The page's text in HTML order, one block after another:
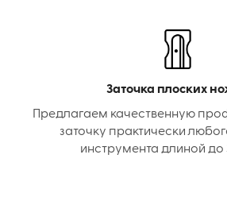
Заточка плоских
Предлагаем качественную
заточку практически
инструмента длиной до